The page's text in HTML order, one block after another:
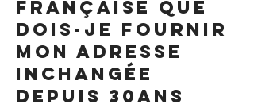
française que
dois-je fournir
mon adresse
inchangée
depuis 30ans